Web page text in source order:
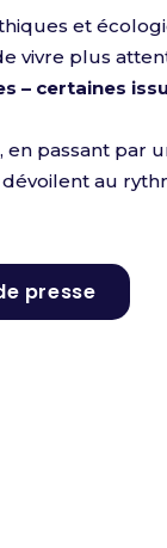
et
vivre plus
certaines
en passant par
au
presse